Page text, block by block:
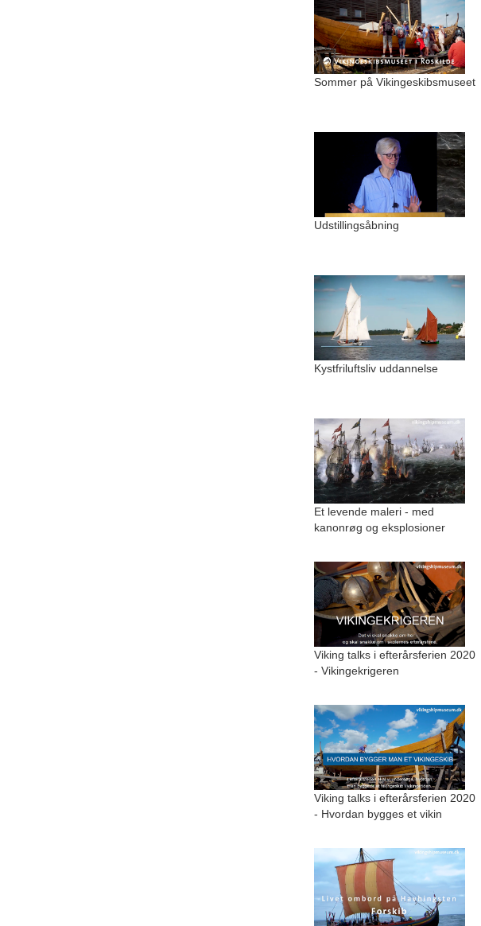
Sommer på Vikingeskibsmuseet
Udstillingsåbning
Kystfriluftsliv uddannelse
Et levende maleri - med
kanonrøg og eksplosioner
Viking talks i efterårsferien 2020
- Vikingekrigeren
Viking talks i efterårsferien 2020
- Hvordan bygges et vikin